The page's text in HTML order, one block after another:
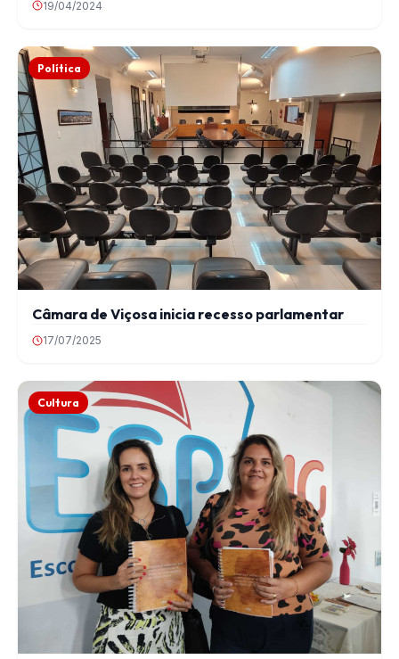
19/04/2024
Política
Câmara de Viçosa inicia recesso parlamentar
17/07/2025
Cultura